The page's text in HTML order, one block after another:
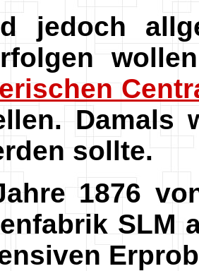
jedoch
Damals
sollte.
1876
SLM